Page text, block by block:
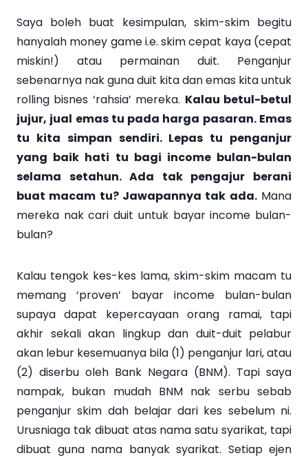
Saya boleh buat kesimpulan, skim-skim begitu
hanyalah money game i.e. skim cepat kaya (cepat
miskin!) atau permainan duit. Penganjur
sebenarnya nak guna duit kita dan emas kita untuk
rolling bisnes ‘rahsia’ mereka. Kalau betul-betul
jujur, jual emas tu pada harga pasaran. Emas
tu kita simpan sendiri. Lepas tu penganjur
yang baik hati tu bagi income bulan-bulan
selama setahun. Ada tak pengajur berani
buat macam tu? Jawapannya tak ada.Mana
mereka nak cari duit untuk bayar income bulan-
bulan?
Kalau tengok kes-kes lama, skim-skim macam tu
memang ‘proven’ bayar income bulan-bulan
supaya dapat kepercayaan orang ramai, tapi
akhir sekali akan lingkup dan duit-duit pelabur
akan lebur kesemuanya bila (1) penganjur lari, atau
(2) diserbu oleh Bank Negara (BNM). Tapi saya
nampak, bukan mudah BNM nak serbu sebab
penganjur skim dah belajar dari kes sebelum ni.
Urusniaga tak dibuat atas nama satu syarikat, tapi
dibuat guna nama banyak syarikat. Setiap ejen